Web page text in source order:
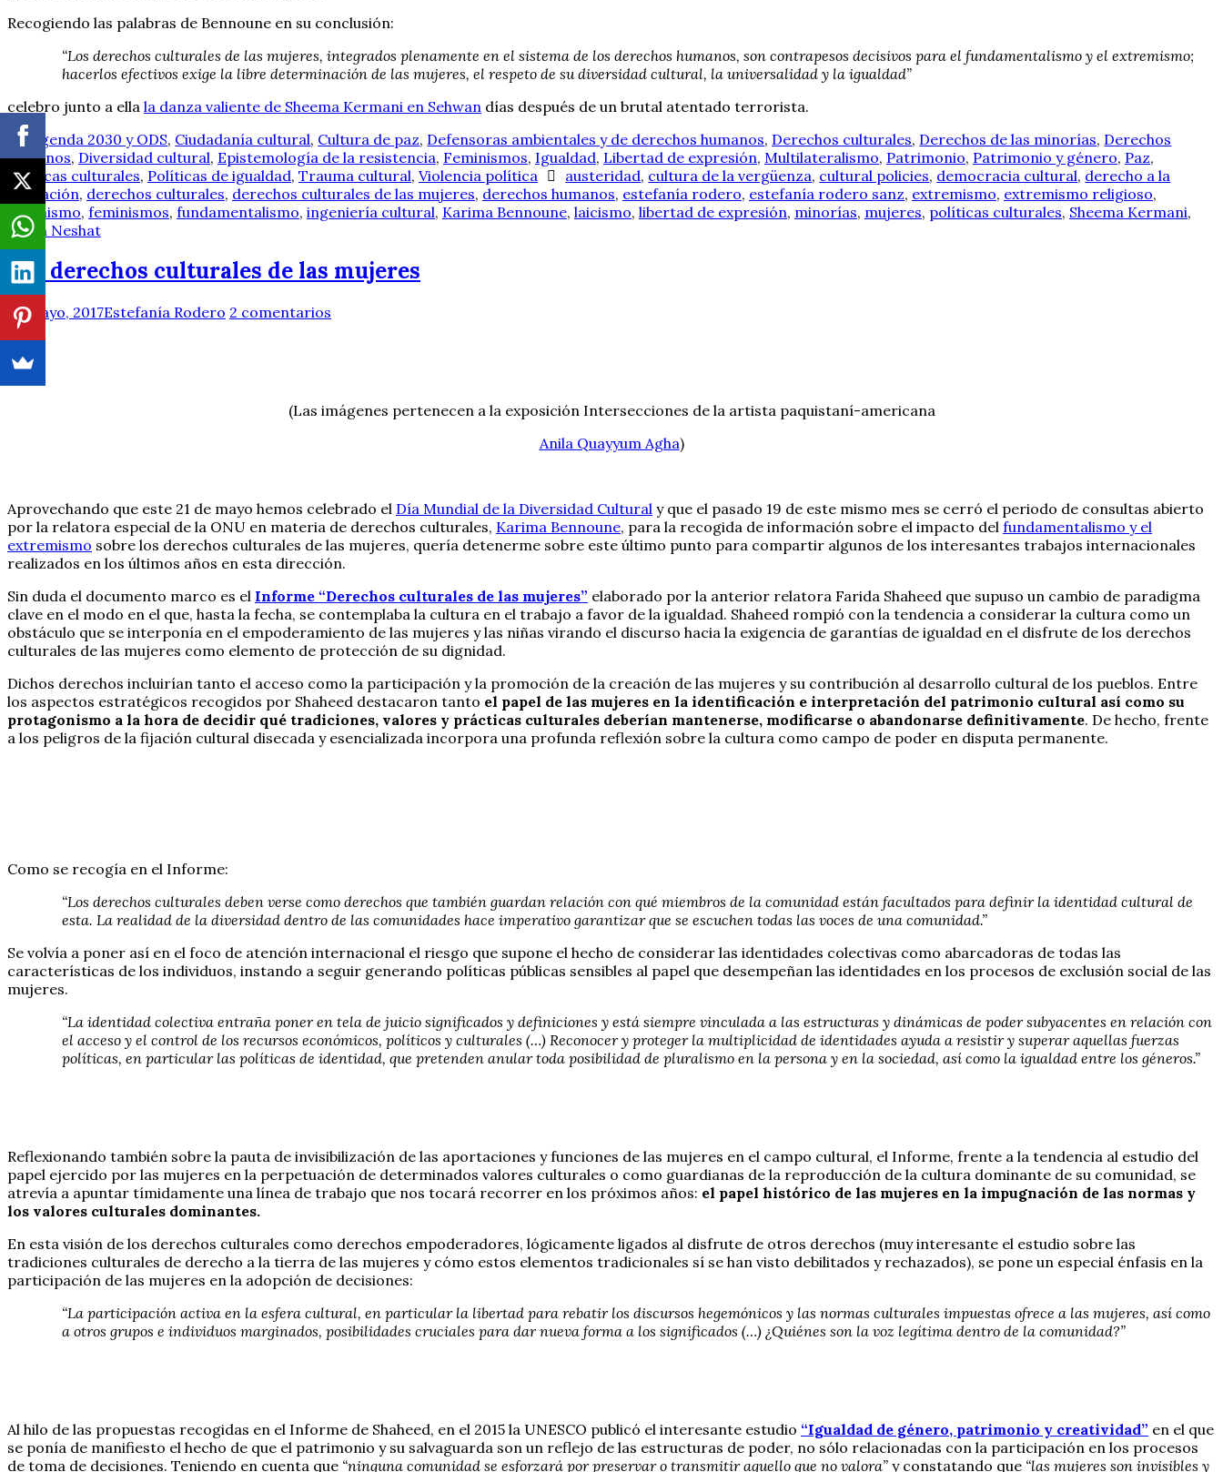
Recogiendo las palabras de Bennoune en su conclusión:
“Los derechos culturales de las mujeres, integrados plenamente en el sistema de los derechos humanos, son contrapesos decisivos para el fundamentalismo y el extremismo;
hacerlos efectivos exige la libre determinación de las mujeres, el respeto de su diversidad cultural, la universalidad y la igualdad”
celebro junto a ella la danza valiente de Sheema Kermani en Sehwan días después de un brutal atentado terrorista.
Agenda 2030 y ODS, Ciudadanía cultural, Cultura de paz, Defensoras ambientales y de derechos humanos, Derechos culturales, Derechos de las minorías, Derechos
humanos, Diversidad cultural, Epistemología de la resistencia, Feminismos, Igualdad, Libertad de expresión, Multilateralismo, Patrimonio, Patrimonio y género, Paz,
Políticas culturales, Políticas de igualdad, Trauma cultural, Violencia política austeridad, cultura de la vergüenza, cultural policies, democracia cultural, derecho a la
educación, derechos culturales, derechos culturales de las mujeres, derechos humanos, estefanía rodero, estefanía rodero sanz, extremismo, extremismo religioso,
feminismo, feminismos, fundamentalismo, ingeniería cultural, Karima Bennoune, laicismo, libertad de expresión, minorías, mujeres, políticas culturales, Sheema Kermani,
Shirin Neshat
Los derechos culturales de las mujeres
22 mayo, 2017Estefanía Rodero 2 comentarios
(Las imágenes pertenecen a la exposición Intersecciones de la artista paquistaní-americana
Anila Quayyum Agha)
Aprovechando que este 21 de mayo hemos celebrado el Día Mundial de la Diversidad Cultural y que el pasado 19 de este mismo mes se cerró el periodo de consultas abierto
por la relatora especial de la ONU en materia de derechos culturales, Karima Bennoune, para la recogida de información sobre el impacto del fundamentalismo y el
extremismo sobre los derechos culturales de las mujeres, quería detenerme sobre este último punto para compartir algunos de los interesantes trabajos internacionales
realizados en los últimos años en esta dirección.
Sin duda el documento marco es el Informe “Derechos culturales de las mujeres” elaborado por la anterior relatora Farida Shaheed que supuso un cambio de paradigma
clave en el modo en el que, hasta la fecha, se contemplaba la cultura en el trabajo a favor de la igualdad. Shaheed rompió con la tendencia a considerar la cultura como un
obstáculo que se interponía en el empoderamiento de las mujeres y las niñas virando el discurso hacia la exigencia de garantías de igualdad en el disfrute de los derechos
culturales de las mujeres como elemento de protección de su dignidad.
Dichos derechos incluirían tanto el acceso como la participación y la promoción de la creación de las mujeres y su contribución al desarrollo cultural de los pueblos. Entre
los aspectos estratégicos recogidos por Shaheed destacaron tanto el papel de las mujeres en la identificación e interpretación del patrimonio cultural así como su
protagonismo a la hora de decidir qué tradiciones, valores y prácticas culturales deberían mantenerse, modificarse o abandonarse definitivamente. De hecho, frente
a los peligros de la fijación cultural disecada y esencializada incorpora una profunda reflexión sobre la cultura como campo de poder en disputa permanente.
Como se recogía en el Informe:
“Los derechos culturales deben verse como derechos que también guardan relación con qué miembros de la comunidad están facultados para definir la identidad cultural de
esta. La realidad de la diversidad dentro de las comunidades hace imperativo garantizar que se escuchen todas las voces de una comunidad.”
Se volvía a poner así en el foco de atención internacional el riesgo que supone el hecho de considerar las identidades colectivas como abarcadoras de todas las
características de los individuos, instando a seguir generando políticas públicas sensibles al papel que desempeñan las identidades en los procesos de exclusión social de las
mujeres.
“La identidad colectiva entraña poner en tela de juicio significados y definiciones y está siempre vinculada a las estructuras y dinámicas de poder subyacentes en relación con
el acceso y el control de los recursos económicos, políticos y culturales (…) Reconocer y proteger la multiplicidad de identidades ayuda a resistir y superar aquellas fuerzas
políticas, en particular las políticas de identidad, que pretenden anular toda posibilidad de pluralismo en la persona y en la sociedad, así como la igualdad entre los géneros.”
Reflexionando también sobre la pauta de invisibilización de las aportaciones y funciones de las mujeres en el campo cultural, el Informe, frente a la tendencia al estudio del
papel ejercido por las mujeres en la perpetuación de determinados valores culturales o como guardianas de la reproducción de la cultura dominante de su comunidad, se
atrevía a apuntar tímidamente una línea de trabajo que nos tocará recorrer en los próximos años: el papel histórico de las mujeres en la impugnación de las normas y
los valores culturales dominantes.
En esta visión de los derechos culturales como derechos empoderadores, lógicamente ligados al disfrute de otros derechos (muy interesante el estudio sobre las
tradiciones culturales de derecho a la tierra de las mujeres y cómo estos elementos tradicionales sí se han visto debilitados y rechazados), se pone un especial énfasis en la
participación de las mujeres en la adopción de decisiones:
“La participación activa en la esfera cultural, en particular la libertad para rebatir los discursos hegemónicos y las normas culturales impuestas ofrece a las mujeres, así como
a otros grupos e individuos marginados, posibilidades cruciales para dar nueva forma a los significados (…) ¿Quiénes son la voz legítima dentro de la comunidad?”
Al hilo de las propuestas recogidas en el Informe de Shaheed, en el 2015 la UNESCO publicó el interesante estudio “Igualdad de género, patrimonio y creatividad” en el que
se ponía de manifiesto el hecho de que el patrimonio y su salvaguarda son un reflejo de las estructuras de poder, no sólo relacionadas con la participación en los procesos
de toma de decisiones. Teniendo en cuenta que “ninguna comunidad se esforzará por preservar o transmitir aquello que no valora” y constatando que “las mujeres son invisibles y